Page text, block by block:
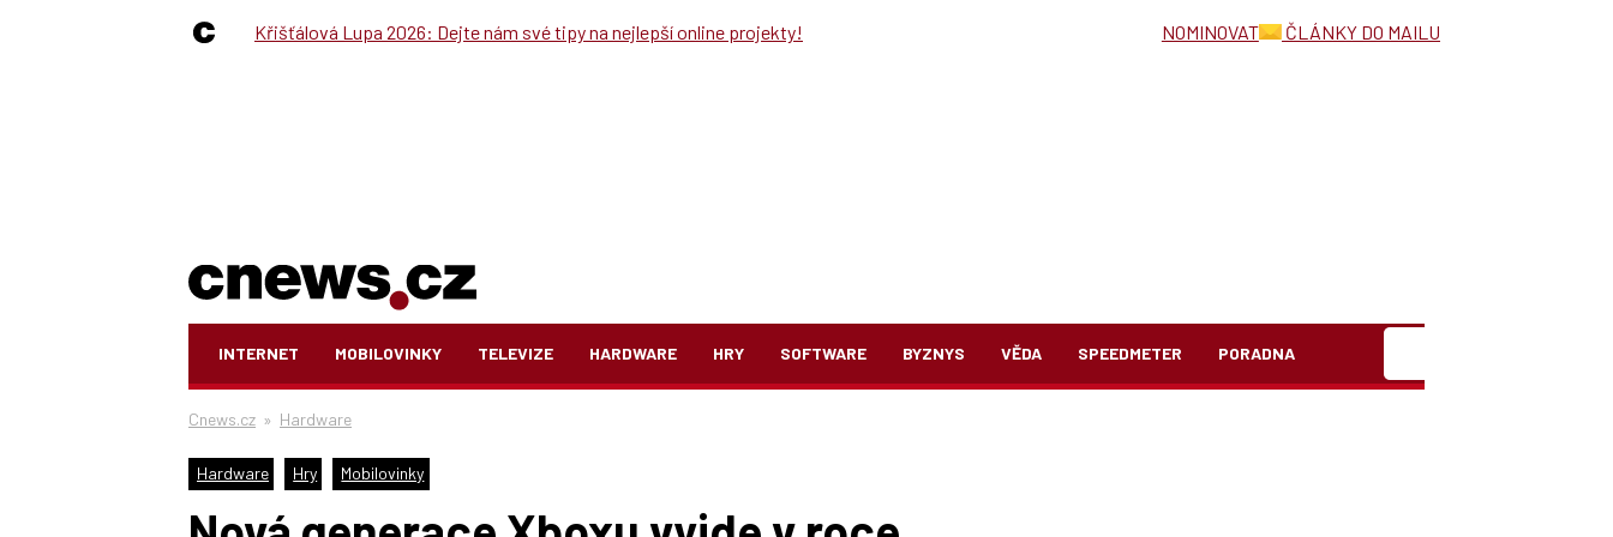
INTERNET MOBILOVINKY TELEVIZE HARDWARE HRY SOFTWARE BYZNYS VĚDA SPEEDMETER PORADNA
Cnews.cz » Hardware
Hardware Hry Mobilovinky
Křišťálová Lupa 2026: Dejte nám své tipy na nejlepší online projekty! NOMINOVAT ČLÁNKY DO MAILU